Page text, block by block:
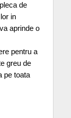
de
in
aprinde o
pentru a
greu de
pe toata